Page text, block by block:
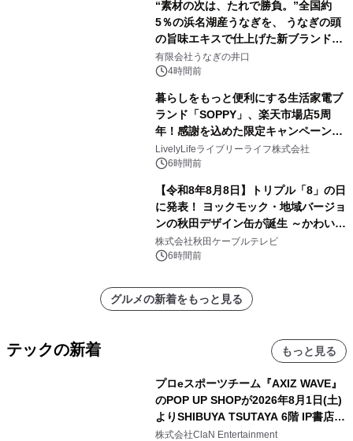
“素材の次は、たれで勝負。”全国約
5％の浜名湖産うなぎを、 うなぎの頭
の旨味エキスで仕上げた新ブランド
「井口の誉」誕生
有限会社うなぎの井口
4時間前
暮らしをもっと便利にする生活家電ブ
ランド「SOPPY」、楽天市場店5周
年！感謝を込めた限定キャンペーンを
8月10日より開催
LivelyLifeライブリーライフ株式会社
6時間前
【令和8年8月8日】トリプル「8」の日
に発表！ ヨックモック・地域バージョ
ンの秋田デザイン缶が誕生 ～かわいい
秋田犬の子犬と秋田の四季と名所を巡
るパッケージ～ 9月1日(火)秋田県内で
株式会社秋田ケーブルテレビ
6時間前
グルメの新着をもっと見る
テックの新着 もっと見る
プロeスポーツチーム『AXIZ WAVE』
のPOP UP SHOPが2026年8月1日(土)
よりSHIBUYA TSUTAYA 6階 IP書店で
開催決定！！
株式会社ClaN Entertainment